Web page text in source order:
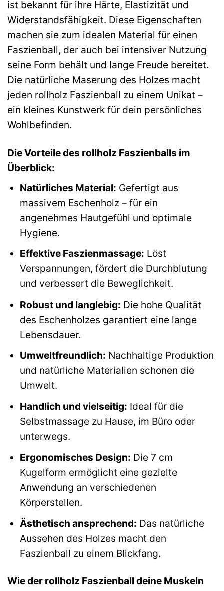
ist bekannt für ihre Härte, Elastizität und
Widerstandsfähigkeit. Diese Eigenschaften
machen sie zum idealen Material für einen
Faszienball, der auch bei intensiver Nutzung
seine Form behält und lange Freude bereitet.
Die natürliche Maserung des Holzes macht
jeden rollholz Faszienball zu einem Unikat –
ein kleines Kunstwerk für dein persönliches
Wohlbefinden.
Die Vorteile des rollholz Faszienballs im
Überblick:
Natürliches Material: Gefertigt aus
massivem Eschenholz – für ein
angenehmes Hautgefühl und optimale
Hygiene.
Effektive Faszienmassage: Löst
Verspannungen, fördert die Durchblutung
und verbessert die Beweglichkeit.
Robust und langlebig: Die hohe Qualität
des Eschenholzes garantiert eine lange
Lebensdauer.
Umweltfreundlich: Nachhaltige Produktion
und natürliche Materialien schonen die
Umwelt.
Handlich und vielseitig: Ideal für die
Selbstmassage zu Hause, im Büro oder
unterwegs.
Ergonomisches Design: Die 7 cm
Kugelform ermöglicht eine gezielte
Anwendung an verschiedenen
Körperstellen.
Ästhetisch ansprechend: Das natürliche
Aussehen des Holzes macht den
Faszienball zu einem Blickfang.
Wie der rollholz Faszienball deine Muskeln